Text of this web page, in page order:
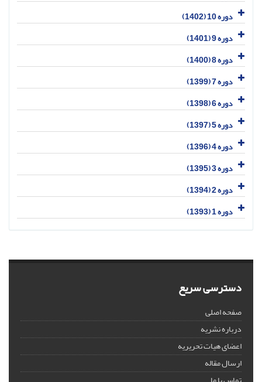
دوره 10 (1402)
دوره 9 (1401)
دوره 8 (1400)
دوره 7 (1399)
دوره 6 (1398)
دوره 5 (1397)
دوره 4 (1396)
دوره 3 (1395)
دوره 2 (1394)
دوره 1 (1393)
دسترسی سریع
صفحه اصلی
درباره نشریه
اعضای هیات تحریریه
ارسال مقاله